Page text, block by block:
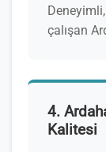
çalışan
4.
Kalitesi